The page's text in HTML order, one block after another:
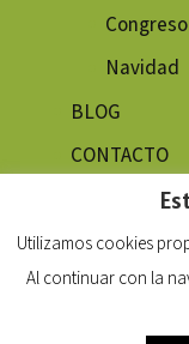
Navidad
BLOG
CONTACTO
© 2024
Utilizamos cookies
Al continuar con la